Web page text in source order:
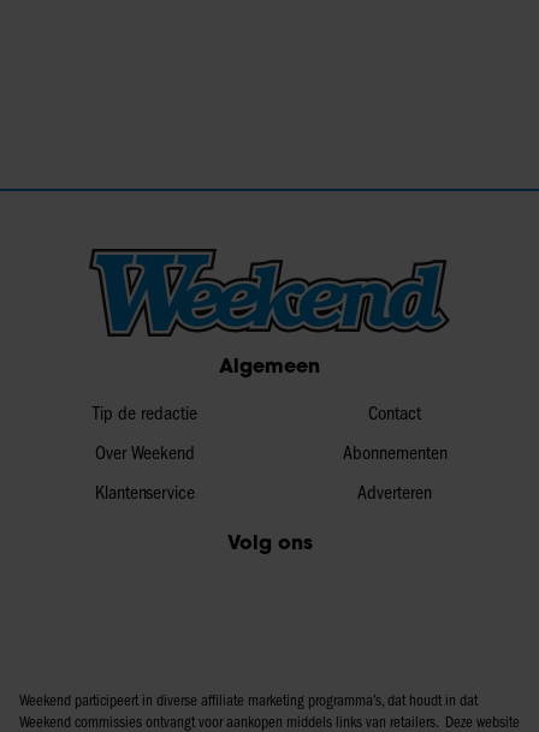
Algemeen
Tip de redactie
Over Weekend
Klantenservice
Contact
Abonnementen
Adverteren
Volg ons
Weekend participeert in diverse affiliate marketing programma’s, dat houdt in dat
Weekend commissies ontvangt voor aankopen middels links van retailers. Deze website